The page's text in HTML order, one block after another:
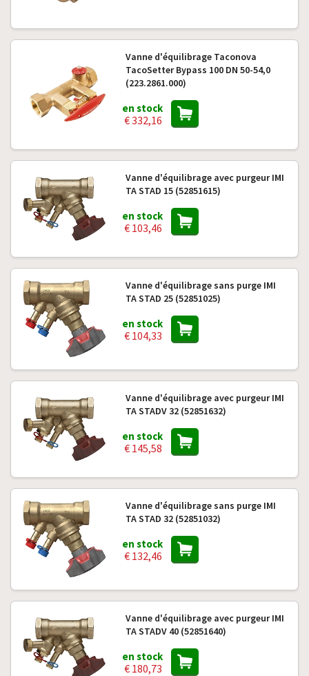
Vanne d'équilibrage Taconova
TacoSetter Bypass 100 DN 50-54,0
(223.2861.000)
en stock
€ 332,16
Vanne d'équilibrage avec purgeur IMI
TA STAD 15 (52851615)
en stock
€ 103,46
Vanne d'équilibrage sans purge IMI
TA STAD 25 (52851025)
en stock
€ 104,33
Vanne d'équilibrage avec purgeur IMI
TA STADV 32 (52851632)
en stock
€ 145,58
Vanne d'équilibrage sans purge IMI
TA STAD 32 (52851032)
en stock
€ 132,46
Vanne d'équilibrage avec purgeur IMI
TA STADV 40 (52851640)
en stock
€ 180,73